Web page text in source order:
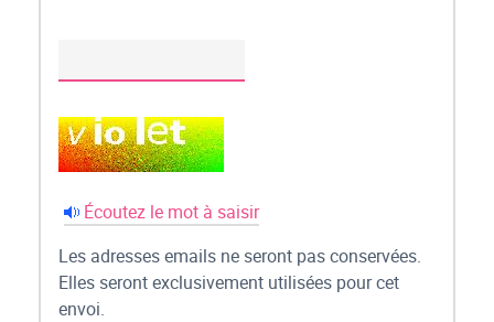
Écoutez le mot à saisir
Les adresses emails ne seront pas conservées.
Elles seront exclusivement utilisées pour cet
envoi.